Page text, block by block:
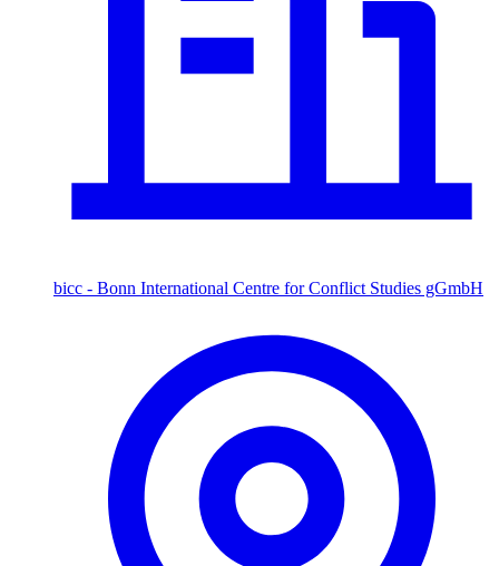
bicc - Bonn International Centre for Conflict Studies gGmbH